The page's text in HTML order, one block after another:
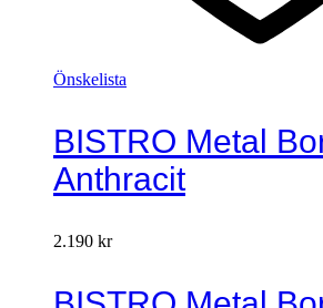
Önskelista
BISTRO Metal
Anthracit
2.190 kr